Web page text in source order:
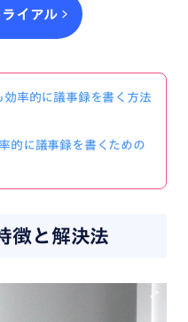
イアル
率的に議事録を書く方法
的に議事録を書くための
徴と解決法